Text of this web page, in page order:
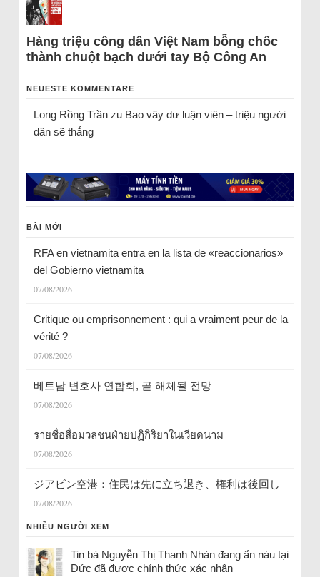
Hàng triệu công dân Việt Nam bỗng chốc
thành chuột bạch dưới tay Bộ Công An
NEUESTE KOMMENTARE
Long Rồng Trầnzu Bao vây dư luận viên – triệu người
dân sẽ thắng
BÀI MỚI
RFA en vietnamita entra en la lista de «reaccionarios»
del Gobierno vietnamita
07/08/2026
Critique ou emprisonnement : qui a vraiment peur de la
vérité ?
07/08/2026
베트남 변호사 연합회, 곧 해체될 전망
07/08/2026
รายชื่อสื่อมวลชนฝ่ายปฏิกิริยาในเวียดนาม
07/08/2026
ジアビン空港：住民は先に立ち退き、権利は後回し
07/08/2026
NHIỀU NGƯỜI XEM
Tin bà Nguyễn Thị Thanh Nhàn đang ẩn náu tại
Đức đã được chính thức xác nhận